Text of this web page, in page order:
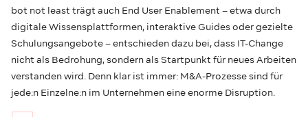
bot not least trägt auch End User Enablement – etwa durch
digitale Wissensplattformen, interaktive Guides oder gezielte
Schulungsangebote – entschieden dazu bei, dass IT-Change
nicht als Bedrohung, sondern als Startpunkt für neues Arbeiten
verstanden wird. Denn klar ist immer: M&A-Prozesse sind für
jede:n Einzelne:n im Unternehmen eine enorme Disruption.